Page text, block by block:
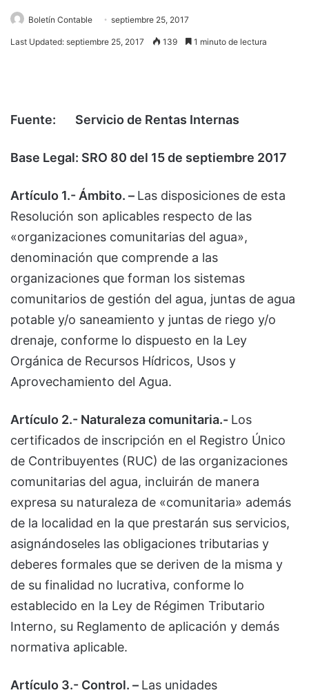
Boletín Contable septiembre 25, 2017
Last Updated: septiembre 25, 2017 139 1 minuto de lectura
Fuente: Servicio de Rentas Internas
Base Legal: SRO 80 del 15 de septiembre 2017
Artículo 1.- Ámbito. – Las disposiciones de esta
Resolución son aplicables respecto de las
«organizaciones comunitarias del agua»,
denominación que comprende a las
organizaciones que forman los sistemas
comunitarios de gestión del agua, juntas de agua
potable y/o saneamiento y juntas de riego y/o
drenaje, conforme lo dispuesto en la Ley
Orgánica de Recursos Hídricos, Usos y
Aprovechamiento del Agua.
Artículo 2.- Naturaleza comunitaria.- Los
certificados de inscripción en el Registro Único
de Contribuyentes (RUC) de las organizaciones
comunitarias del agua, incluirán de manera
expresa su naturaleza de «comunitaria» además
de la localidad en la que prestarán sus servicios,
asignándoseles las obligaciones tributarias y
deberes formales que se deriven de la misma y
de su finalidad no lucrativa, conforme lo
establecido en la Ley de Régimen Tributario
Interno, su Reglamento de aplicación y demás
normativa aplicable.
Artículo 3.- Control. – Las unidades